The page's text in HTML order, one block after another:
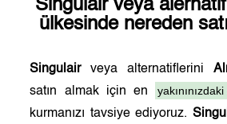
Singulairveya
ülkesinde nereden
Singulairveya alternatiflerini
satın almak için en
kurmanızı tavsiye ediyoruz.